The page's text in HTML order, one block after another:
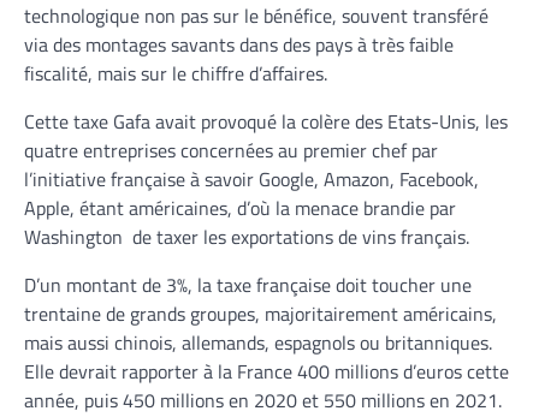
technologique non pas sur le bénéfice, souvent transféré
via des montages savants dans des pays à très faible
fiscalité, mais sur le chiffre d’affaires.
Cette taxe Gafa avait provoqué la colère des Etats-Unis, les
quatre entreprises concernées au premier chef par
l’initiative française à savoir Google, Amazon, Facebook,
Apple, étant américaines, d’où la menace brandie par
Washington de taxer les exportations de vins français.
D’un montant de 3%, la taxe française doit toucher une
trentaine de grands groupes, majoritairement américains,
mais aussi chinois, allemands, espagnols ou britanniques.
Elle devrait rapporter à la France 400 millions d’euros cette
année, puis 450 millions en 2020 et 550 millions en 2021.